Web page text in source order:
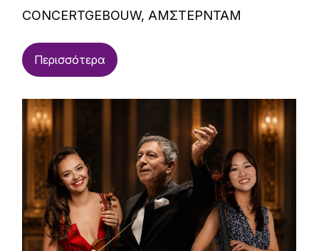
CONCERTGEBOUW, ΑΜΣΤΕΡΝΤΑΜ
Περισσότερα